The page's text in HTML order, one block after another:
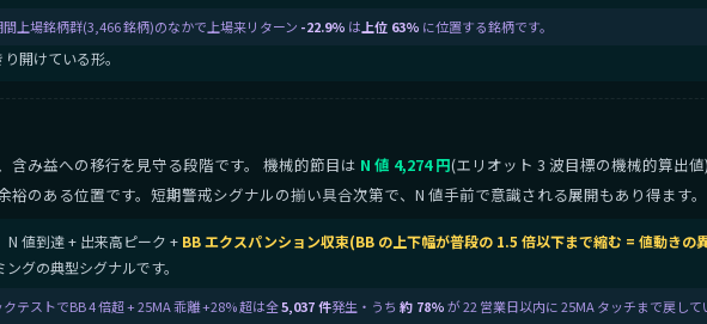
間上場銘柄群(3,466 銘柄)のなかで上場来リターン -22.9% は 上位 63% に位置する銘柄です。
開けている形。
含み益への移行を見守る段階です。 機械的節目は N 値 4,274 円(エリオット 3 波目標の機械的算出
裕のある位置です。短期警戒シグナルの揃い具合次第で、N 値手前で意識される展開もあり得ます。
N 値到達 + 出来高ピーク + BB エクスパンション収束(BB の上下幅が普段の 1.5 倍以下まで縮む = 値動きの
グの典型シグナルです。
テストでBB 4 倍超 + 25MA 乖離 +28% 超は全5,037 件発生・うち 約 78%が 22 営業日以内に 25MA タッチまで戻し